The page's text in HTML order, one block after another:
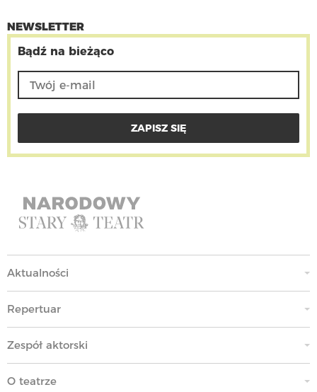
NEWSLETTER
Bądź na bieżąco
Aktualności
Repertuar
Zespół aktorski
O teatrze